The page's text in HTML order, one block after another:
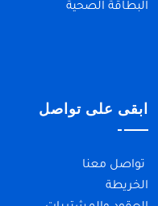
البطاقة الصحية
ابقى على تواصل
تواصل معنا
الخريطة